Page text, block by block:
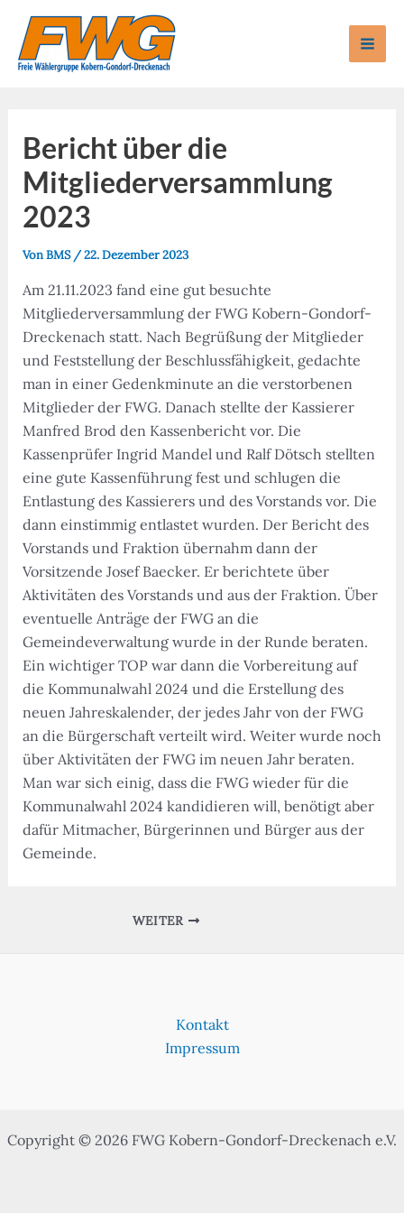
Inhalt
springen
Bericht über die
Mitgliederversammlung
2023
VonBMS /22. Dezember 2023
Am 21.11.2023 fand eine gut besuchte
Mitgliederversammlung der FWG Kobern-Gondorf-
Dreckenach statt. Nach Begrüßung der Mitglieder
und Feststellung der Beschlussfähigkeit, gedachte
man in einer Gedenkminute an die verstorbenen
Mitglieder der FWG. Danach stellte der Kassierer
Manfred Brod den Kassenbericht vor. Die
Kassenprüfer Ingrid Mandel und Ralf Dötsch stellten
eine gute Kassenführung fest und schlugen die
Entlastung des Kassierers und des Vorstands vor. Die
dann einstimmig entlastet wurden. Der Bericht des
Vorstands und Fraktion übernahm dann der
Vorsitzende Josef Baecker. Er berichtete über
Aktivitäten des Vorstands und aus der Fraktion. Über
eventuelle Anträge der FWG an die
Gemeindeverwaltung wurde in der Runde beraten.
Ein wichtiger TOP war dann die Vorbereitung auf
die Kommunalwahl 2024 und die Erstellung des
neuen Jahreskalender, der jedes Jahr von der FWG
an die Bürgerschaft verteilt wird. Weiter wurde noch
über Aktivitäten der FWG im neuen Jahr beraten.
Man war sich einig, dass die FWG wieder für die
Kommunalwahl 2024 kandidieren will, benötigt aber
dafür Mitmacher, Bürgerinnen und Bürger aus der
Gemeinde.
WEITER
Kontakt
Impressum
Copyright © 2026 FWG Kobern-Gondorf-Dreckenach e.V.